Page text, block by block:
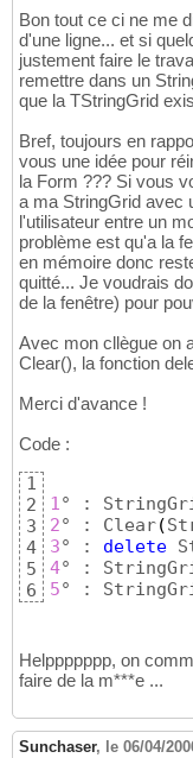
Bon tout ce ci ne me
d'une ligne... et si
justement faire le
remettre dans un
que la TStringGrid
Bref, toujours en
vous une idée pour
la Form ??? Si vous
a ma StringGrid avec
l'utilisateur entre un
problème est qu'a la
en mémoire donc
quitté... Je voudrais
de la fenêtre) pour
Avec mon cllègue on
Clear(), la fonction
Merci d'avance !
Code :
1
2
3
4
5
6
1° :
2° : Clear(
3° : delete
4° :
5° :
Helppppppp, on
faire de la m***e ...
Sunchaser, le 06/04/